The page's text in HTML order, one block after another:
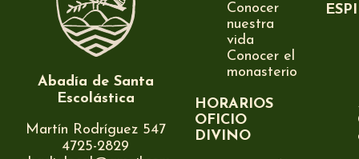
Abadía de Santa
Escolástica
Martín Rodríguez 547
4725-2829
Conocer
nuestra
vida
Conocer el
monasterio
HORARIOS
OFICIO
DIVINO